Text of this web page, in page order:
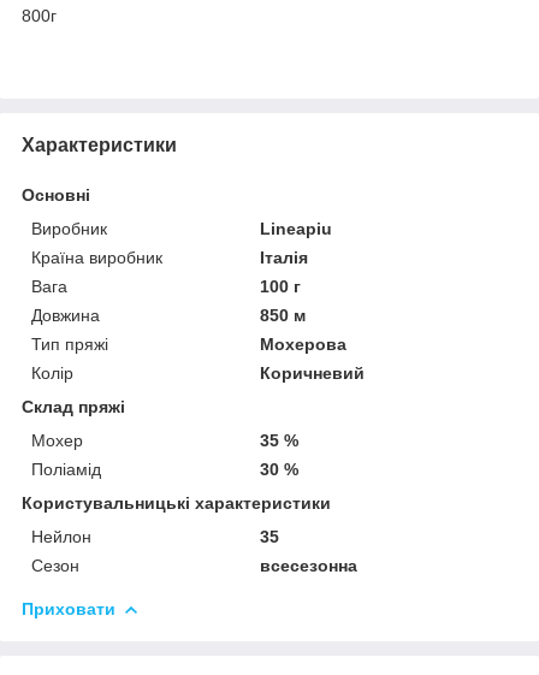
800г
Характеристики
Основні
Виробник
Lineapiu
Країна виробник
Італія
Вага
100 г
Довжина
850 м
Тип пряжі
Мохерова
Колір
Коричневий
Склад пряжі
Мохер
35 %
Поліамід
30 %
Користувальницькі характеристики
Нейлон
35
Сезон
всесезонна
Приховати